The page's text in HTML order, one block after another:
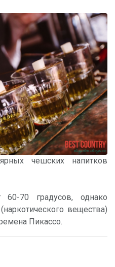
чешских напитков
60-70 градусов, однако
вещества)
Пикассо.